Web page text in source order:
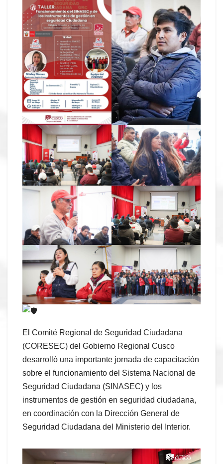
El Comité Regional de Seguridad Ciudadana
(CORESEC) del Gobierno Regional Cusco
desarrolló una importante jornada de capacitación
sobre el funcionamiento del Sistema Nacional de
Seguridad Ciudadana (SINASEC) y los
instrumentos de gestión en seguridad ciudadana,
en coordinación con la Dirección General de
Seguridad Ciudadana del Ministerio del Interior.